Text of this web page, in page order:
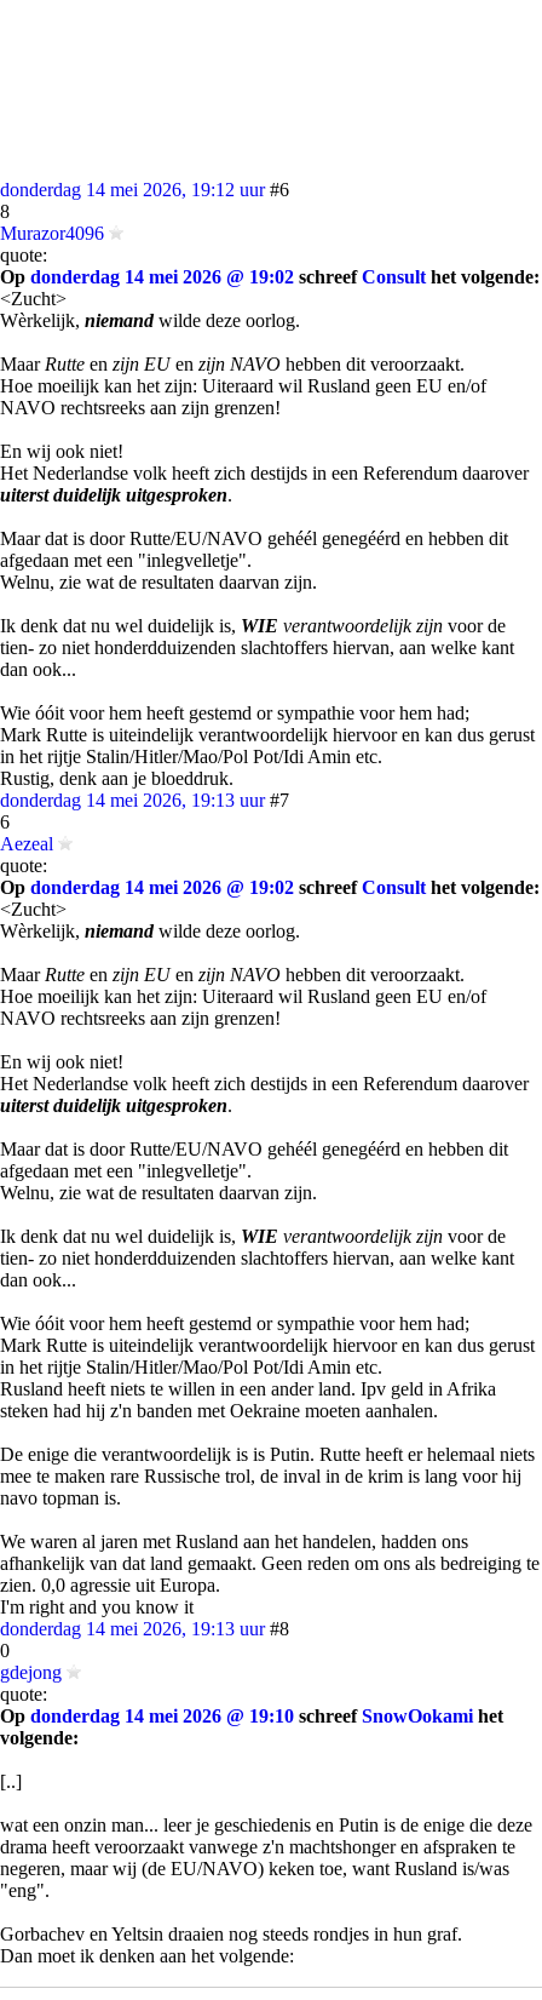
donderdag 14 mei 2026, 19:12 uur #6
8
Murazor4096
quote:
Op donderdag 14 mei 2026 @ 19:02 schreefConsult het volgende:
<Zucht>
Wèrkelijk, niemandwilde deze oorlog.
Maar Rutte en zijn EUen zijn NAVO hebben dit veroorzaakt.
Hoe moeilijk kan het zijn: Uiteraard wil Rusland geen EU en/of
NAVO rechtsreeks aan zijn grenzen!
En wij ook niet!
Het Nederlandse volk heeft zich destijds in een Referendum daarover
uiterst duidelijk uitgesproken.
Maar dat is door Rutte/EU/NAVO gehéél genegéérd en hebben dit
afgedaan met een "inlegvelletje".
Welnu, zie wat de resultaten daarvan zijn.
Ik denk dat nu wel duidelijk is, WIE verantwoordelijk zijn voor de
tien- zo niet honderdduizenden slachtoffers hiervan, aan welke kant
dan ook...
Wie óóit voor hem heeft gestemd or sympathie voor hem had;
Mark Rutte is uiteindelijk verantwoordelijk hiervoor en kan dus gerust
in het rijtje Stalin/Hitler/Mao/Pol Pot/Idi Amin etc.
Rustig, denk aan je bloeddruk.
donderdag 14 mei 2026, 19:13 uur #7
6
Aezeal
quote:
Op donderdag 14 mei 2026 @ 19:02 schreefConsult het volgende:
<Zucht>
Wèrkelijk, niemandwilde deze oorlog.
Maar Rutte en zijn EUen zijn NAVO hebben dit veroorzaakt.
Hoe moeilijk kan het zijn: Uiteraard wil Rusland geen EU en/of
NAVO rechtsreeks aan zijn grenzen!
En wij ook niet!
Het Nederlandse volk heeft zich destijds in een Referendum daarover
uiterst duidelijk uitgesproken.
Maar dat is door Rutte/EU/NAVO gehéél genegéérd en hebben dit
afgedaan met een "inlegvelletje".
Welnu, zie wat de resultaten daarvan zijn.
Ik denk dat nu wel duidelijk is, WIE verantwoordelijk zijn voor de
tien- zo niet honderdduizenden slachtoffers hiervan, aan welke kant
dan ook...
Wie óóit voor hem heeft gestemd or sympathie voor hem had;
Mark Rutte is uiteindelijk verantwoordelijk hiervoor en kan dus gerust
in het rijtje Stalin/Hitler/Mao/Pol Pot/Idi Amin etc.
Rusland heeft niets te willen in een ander land. Ipv geld in Afrika
steken had hij z'n banden met Oekraine moeten aanhalen.
De enige die verantwoordelijk is is Putin. Rutte heeft er helemaal niets
mee te maken rare Russische trol, de inval in de krim is lang voor hij
navo topman is.
We waren al jaren met Rusland aan het handelen, hadden ons
afhankelijk van dat land gemaakt. Geen reden om ons als bedreiging te
zien. 0,0 agressie uit Europa.
I'm right and you know it
donderdag 14 mei 2026, 19:13 uur #8
0
gdejong
quote:
Op donderdag 14 mei 2026 @ 19:10 schreefSnowOokami het
volgende:
[..]
wat een onzin man... leer je geschiedenis en Putin is de enige die deze
drama heeft veroorzaakt vanwege z'n machtshonger en afspraken te
negeren, maar wij (de EU/NAVO) keken toe, want Rusland is/was
"eng".
Gorbachev en Yeltsin draaien nog steeds rondjes in hun graf.
Dan moet ik denken aan het volgende: